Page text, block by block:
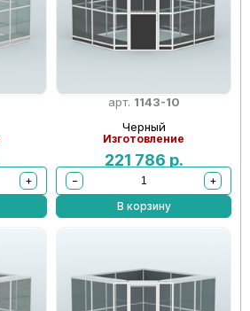
+
арт. 1143-10
Черный
Изготовление
221 786 р.
−
+
В корзину